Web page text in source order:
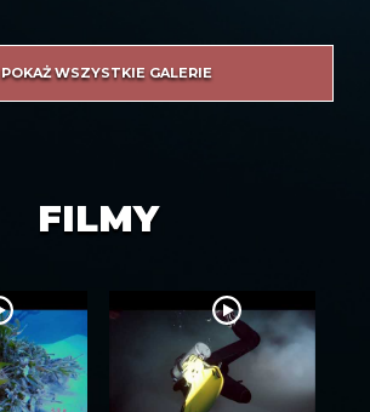
POKAŻ WSZYSTKIE GALERIE
FILMY